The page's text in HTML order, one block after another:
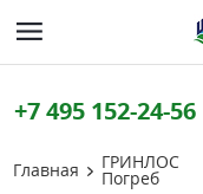
+7 495 152-24-56
Главная ГРИНЛОС
Погреб